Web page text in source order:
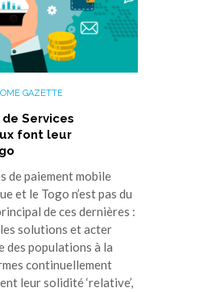
GAZETTE
Services
font leur
paiement mobile
et le Togo n’est pas du
de ces dernières :
solutions et acter
des populations à la
continuellement
leur solidité ‘relative’,